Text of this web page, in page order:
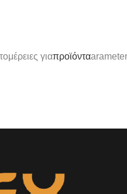
γιαπροϊόντα